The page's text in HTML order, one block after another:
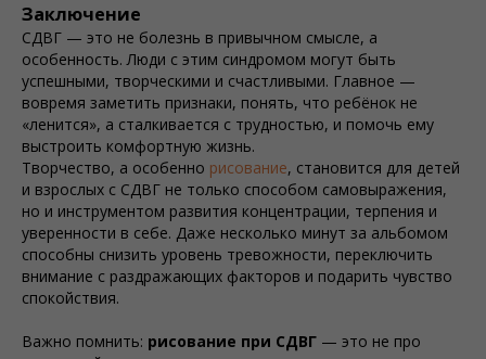
Заключение
СДВГ — это не болезнь в привычном смысле, а
особенность. Люди с этим синдромом могут быть
успешными, творческими и счастливыми. Главное —
вовремя заметить признаки, понять, что ребёнок не
«ленится», а сталкивается с трудностью, и помочь ему
выстроить комфортную жизнь.
Творчество, а особенно рисование, становится для детей
и взрослых с СДВГ не только способом самовыражения,
но и инструментом развития концентрации, терпения и
уверенности в себе. Даже несколько минут за альбомом
способны снизить уровень тревожности, переключить
внимание с раздражающих факторов и подарить чувство
спокойствия.
Важно помнить: рисование при СДВГ — это не про